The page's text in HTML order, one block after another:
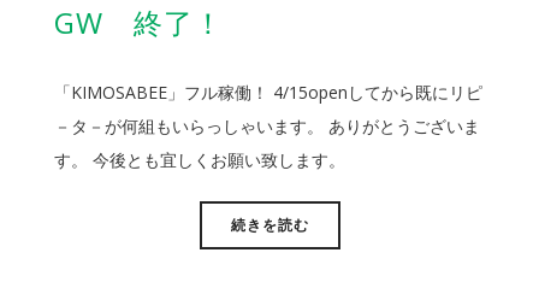
GW 終了！
「KIMOSABEE」フル稼働！ 4/15openしてから既にリピ
－タ－が何組もいらっしゃいます。 ありがとうございま
す。 今後とも宜しくお願い致します。
続きを読む